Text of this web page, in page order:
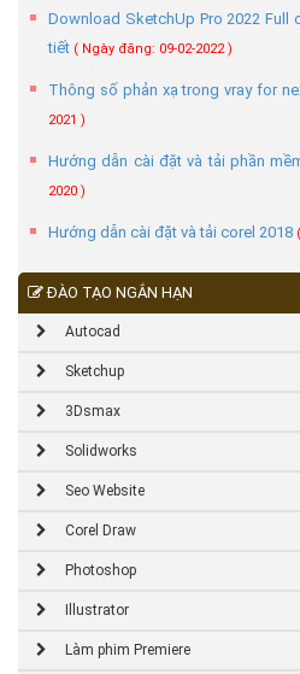
Download SketchUp Pro 2022
tiết ( Ngày đăng: 09-02-2022 )
Thông số phản xạ trong vray for
2021 )
Hướng dẫn cài đặt và tải phần
2020 )
Hướng dẫn cài đặt và tải corel 2018
ĐÀO TẠO NGẮN HẠN
Autocad
Sketchup
3Dsmax
Solidworks
Seo Website
Corel Draw
Photoshop
Illustrator
Làm phim Premiere